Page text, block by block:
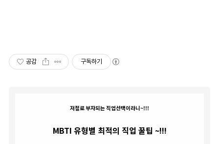
공감 구독하기
저절로 부자되는 직업선택이라니~!!!
MBTI 유형별 최적의 직업 꿀팁 ~!!!